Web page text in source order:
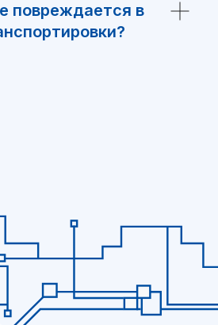
повреждается в
официальным
территории РФ.
данных